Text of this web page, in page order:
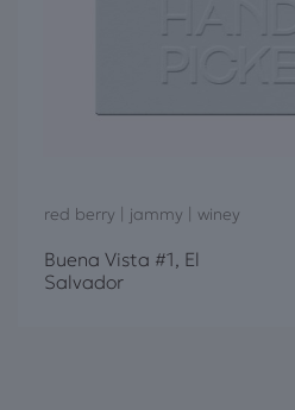
red berry | jammy | winey
Buena Vista #1, El
Salvador